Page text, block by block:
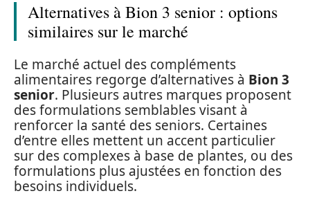
Alternatives à Bion 3 senior : options
similaires sur le marché
Le marché actuel des compléments
alimentaires regorge d’alternatives à Bion 3
senior. Plusieurs autres marques proposent
des formulations semblables visant à
renforcer la santé des seniors. Certaines
d’entre elles mettent un accent particulier
sur des complexes à base de plantes, ou des
formulations plus ajustées en fonction des
besoins individuels.